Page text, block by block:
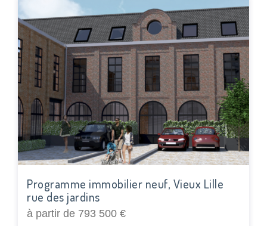
Programme immobilier neuf, Vieux Lille
rue des jardins
à partir de 793 500 €